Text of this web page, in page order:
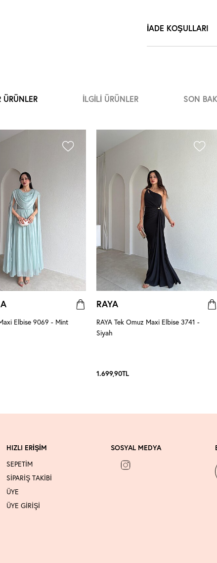
İADE KOŞULLARI
ÜRÜNLER İLGILI ÜRÜNLER SON
Elbise 9069 - Mint
RAYA
RAYA Tek Omuz Maxi Elbise 3741 -
Siyah
1.699,90TL
HIZLI ERİŞİM
SEPETİM
SİPARİŞ TAKİBİ
ÜYE
ÜYE GİRİŞİ
SOSYAL MEDYA